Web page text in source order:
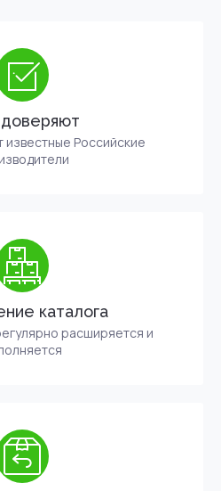
Российские
каталога
расширяется и